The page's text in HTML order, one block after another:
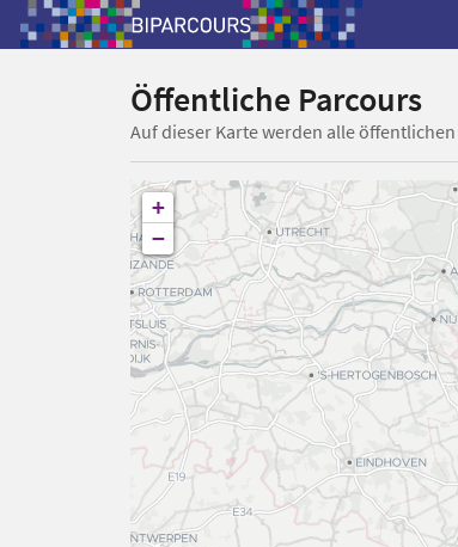
Öffentliche Parcours
Auf dieser Karte werden alle
+
−